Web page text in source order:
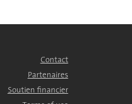
Contact
Partenaires
Soutien financier